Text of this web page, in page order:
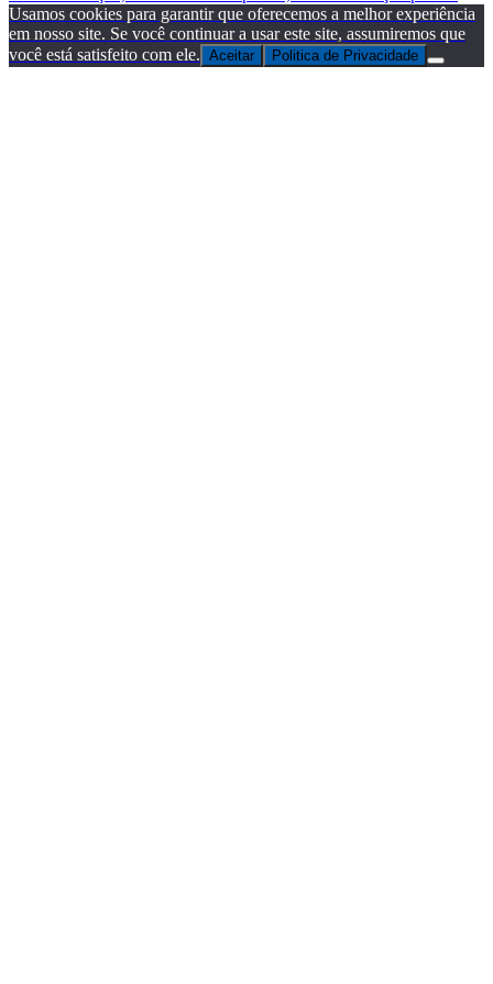
Usamos cookies para garantir que oferecemos a melhor experiência
em nosso site. Se você continuar a usar este site, assumiremos que
você está satisfeito com ele. Aceitar Politica de Privacidade